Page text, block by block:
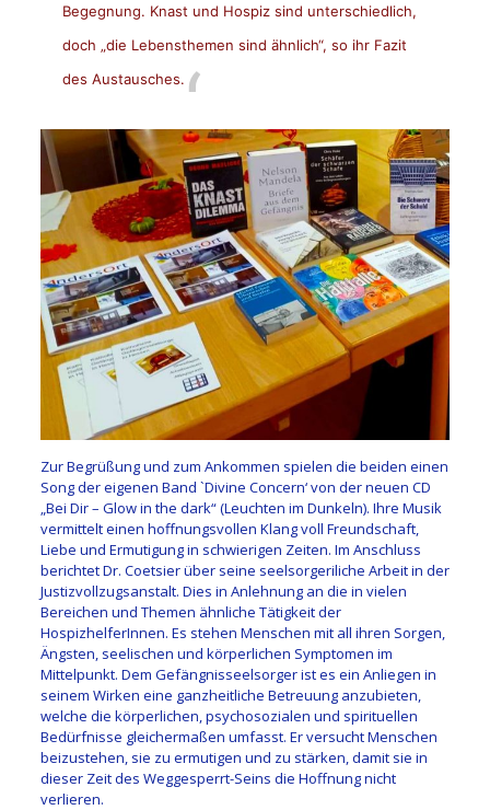
Begegnung. Knast und Hospiz sind unterschiedlich,
doch „die Lebensthemen sind ähnlich“, so ihr Fazit
des Austausches.
Zur Begrüßung und zum Ankommen spielen die beiden einen
Song der eigenen Band `Divine Concern‘ von der neuen CD
„Bei Dir – Glow in the dark“ (Leuchten im Dunkeln). Ihre Musik
vermittelt einen hoffnungsvollen Klang voll Freundschaft,
Liebe und Ermutigung in schwierigen Zeiten. Im Anschluss
berichtet Dr. Coetsier über seine seelsorgeriliche Arbeit in der
Justizvollzugsanstalt. Dies in Anlehnung an die in vielen
Bereichen und Themen ähnliche Tätigkeit der
HospizhelferInnen. Es stehen Menschen mit all ihren Sorgen,
Ängsten, seelischen und körperlichen Symptomen im
Mittelpunkt. Dem Gefängnisseelsorger ist es ein Anliegen in
seinem Wirken eine ganzheitliche Betreuung anzubieten,
welche die körperlichen, psychosozialen und spirituellen
Bedürfnisse gleichermaßen umfasst. Er versucht Menschen
beizustehen, sie zu ermutigen und zu stärken, damit sie in
dieser Zeit des Weggesperrt-Seins die Hoffnung nicht
verlieren.